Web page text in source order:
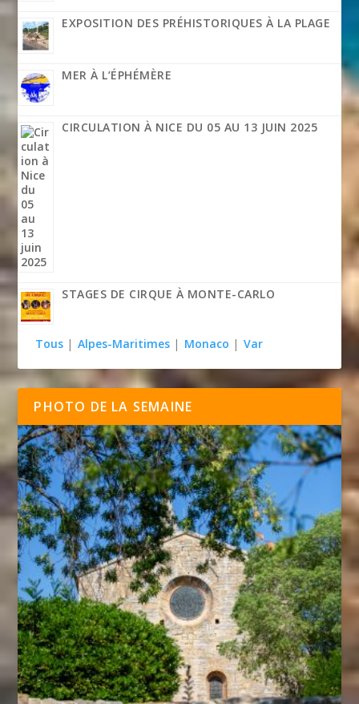
EXPOSITION DES PRÉHISTORIQUES À LA PLAGE
MER À L’ÉPHÉMÈRE
CIRCULATION À NICE DU 05 AU 13 JUIN 2025
STAGES DE CIRQUE À MONTE-CARLO
Tous | Alpes-Maritimes | Monaco | Var
PHOTO DE LA SEMAINE